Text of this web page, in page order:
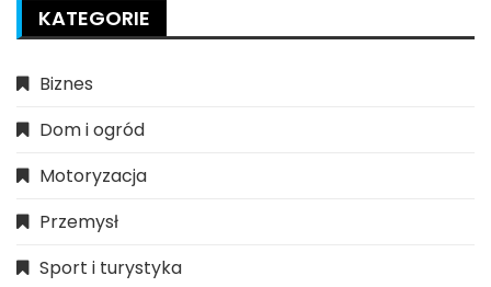
KATEGORIE
Biznes
Dom i ogród
Motoryzacja
Przemysł
Sport i turystyka